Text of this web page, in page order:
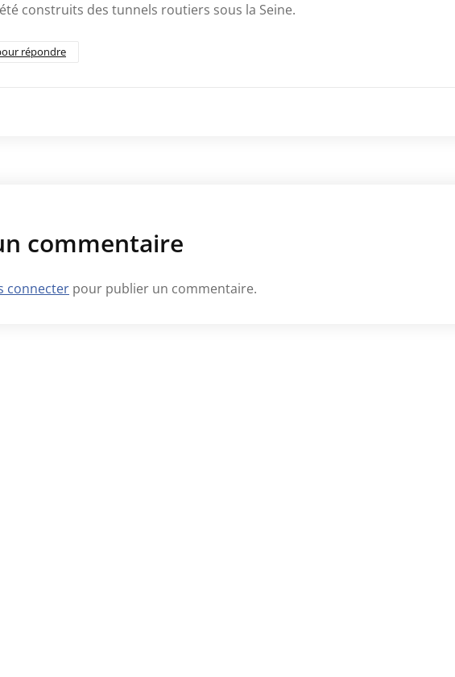
été construits des tunnels routiers sous la Seine.
répondre
commentaire
connecter pour publier un commentaire.